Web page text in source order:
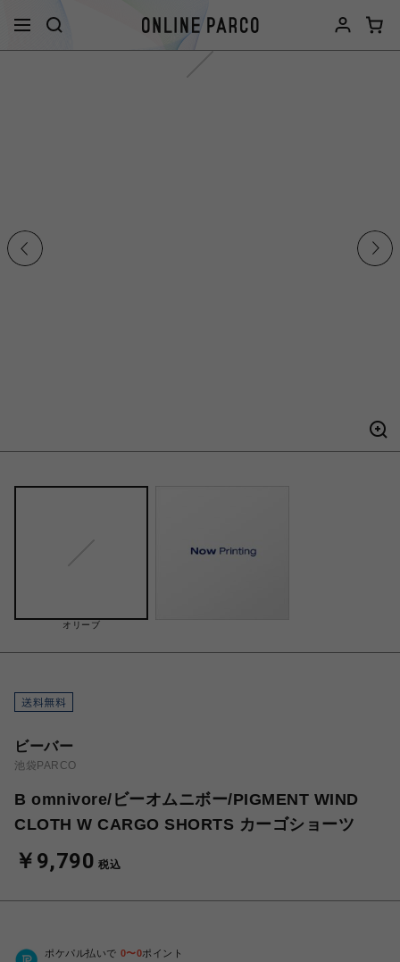
オリーブ
ビーバー
池袋PARCO
B omnivore/ビーオムニボー/PIGMENT WIND
CLOTH W CARGO SHORTS カーゴショーツ
￥9,790 税込
ポケパル払いで 0〜0ポイント